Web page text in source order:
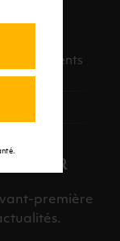
événements
première